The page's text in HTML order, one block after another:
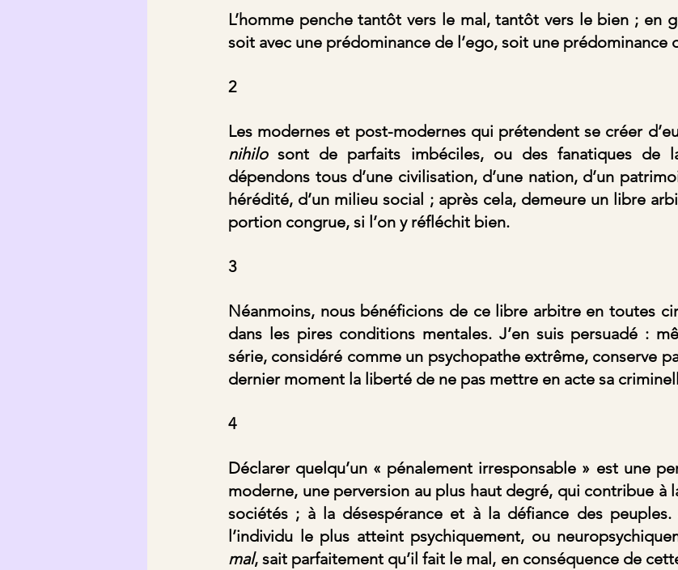
L’homme penche tantôt vers le mal, tantôt vers le bien ; en
soit avec une prédominance de l’ego, soit une prédominance
2
Les modernes et post-modernes qui prétendent se créer
nihilo sont de parfaits imbéciles, ou des fanatiques de
dépendons tous d’une civilisation, d’une nation, d’un
hérédité, d’un milieu social ; après cela, demeure un libre
portion congrue, si l’on y réfléchit bien.
3
Néanmoins, nous bénéficions de ce libre arbitre en toutes
dans les pires conditions mentales. J’en suis persuadé :
série, considéré comme un psychopathe extrême, conserve
dernier moment la liberté de ne pas mettre en acte sa
4
Déclarer quelqu’un « pénalement irresponsable » est une
moderne, une perversion au plus haut degré, qui contribue à
sociétés ; à la désespérance et à la défiance des
mal, sait parfaitement qu’il fait le mal, en conséquence de